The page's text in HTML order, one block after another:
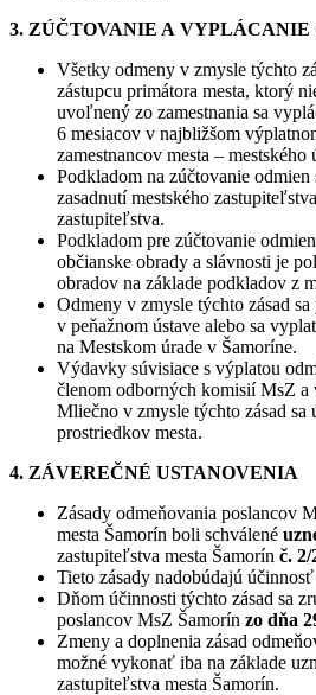
3. ZÚČTOVANIE A VYPLÁCANIE
Všetky odmeny v zmysle týchto
zástupcu primátora mesta, ktorý
uvoľnený zo zamestnania sa
6 mesiacov v najbližšom
zamestnancov mesta – mestského
Podkladom na zúčtovanie
zasadnutí mestského
zastupiteľstva.
Podkladom pre zúčtovanie
občianske obrady a slávnosti je
obradov na základe podkladov z
Odmeny v zmysle týchto zásad
v peňažnom ústave alebo sa
na Mestskom úrade v Šamoríne.
Výdavky súvisiace s výplatou
členom odborných komisií MsZ a
Mliečno v zmysle týchto zásad sa
prostriedkov mesta.
4. ZÁVEREČNÉ USTANOVENIA
Zásady odmeňovania poslancov
mesta Šamorín boli schválené
zastupiteľstva mesta Šamorín č.
Tieto zásady nadobúdajú
Dňom účinnosti týchto zásad sa
poslancov MsZ Šamorín zo dňa
Zmeny a doplnenia zásad
možné vykonať iba na základe
zastupiteľstva mesta Šamorín.